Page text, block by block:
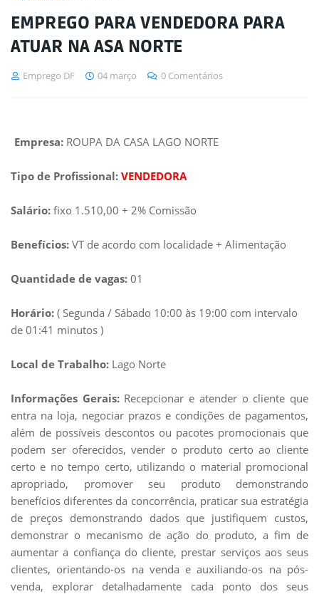
EMPREGO PARA VENDEDORA PARA
ATUAR NA ASA NORTE
Emprego DF 04 março 0 Comentários
Empresa: ROUPA DA CASA LAGO NORTE
Tipo de Profissional: VENDEDORA
Salário: fixo 1.510,00 + 2% Comissão
Benefícios: VT de acordo com localidade + Alimentação
Quantidade de vagas: 01
Horário: ( Segunda / Sábado 10:00 às 19:00 com intervalo
de 01:41 minutos )
Local de Trabalho: Lago Norte
Informações Gerais:Recepcionar e atender o cliente que
entra na loja, negociar prazos e condições de pagamentos,
além de possíveis descontos ou pacotes promocionais que
podem ser oferecidos, vender o produto certo ao cliente
certo e no tempo certo, utilizando o material promocional
apropriado, promover seu produto demonstrando
benefícios diferentes da concorrência, praticar sua estratégia
de preços demonstrando dados que justifiquem custos,
demonstrar o mecanismo de ação do produto, a fim de
aumentar a confiança do cliente, prestar serviços aos seus
clientes, orientando-os na venda e auxiliando-os na pós-
venda, explorar detalhadamente cada ponto dos seus